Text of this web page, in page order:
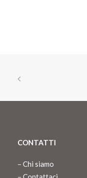
CONTATTI
– Chi siamo